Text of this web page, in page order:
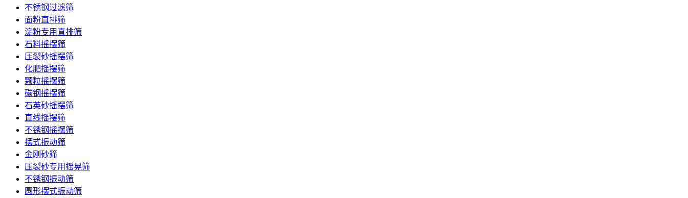
不锈钢过滤筛
面粉直排筛
淀粉专用直排筛
石料摇摆筛
压裂砂摇摆筛
化肥摇摆筛
颗粒摇摆筛
碳钢摇摆筛
石英砂摇摆筛
直线摇摆筛
不锈钢摇摆筛
摆式振动筛
金刚砂筛
压裂砂专用摇晃筛
不锈钢振动筛
圆形摆式振动筛